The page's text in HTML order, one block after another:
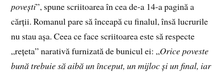
povești”, spune scriitoarea în cea de-a 14-a pagină a
cărții. Romanul pare să înceapă cu finalul, însă lucrurile
nu stau așa. Ceea ce face scriitoarea este să respecte
„rețeta” narativă furnizată de bunicul ei: „Orice poveste
bună trebuie să aibă un început, un mijloc și un final, iar